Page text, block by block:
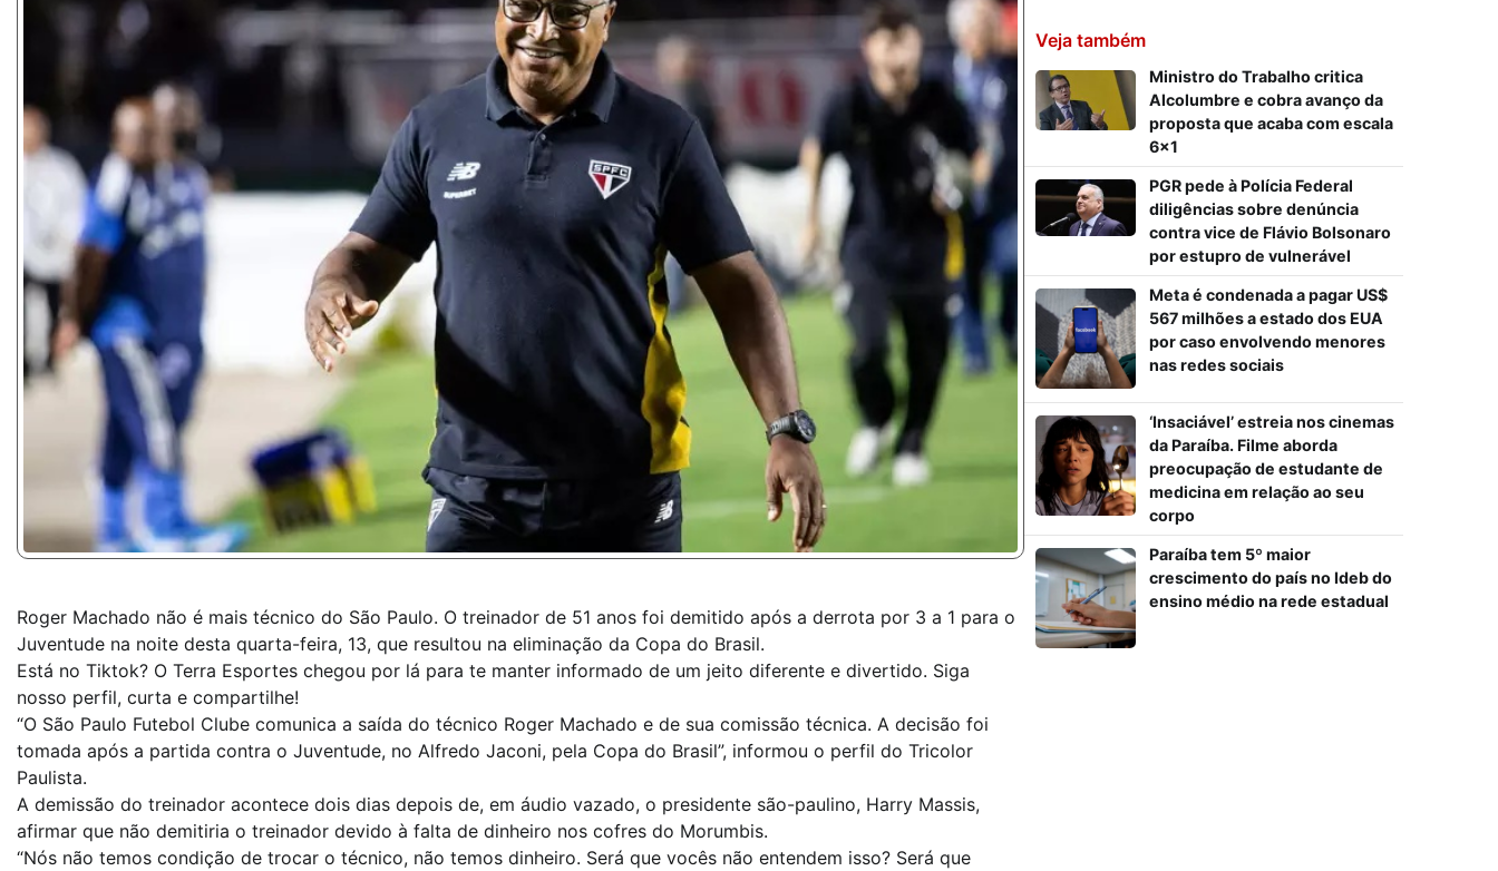
Roger Machado não é mais técnico do São Paulo. O treinador de 51 anos foi demitido após a derrota por 3 a 1 para o
Juventude na noite desta quarta-feira, 13, que resultou na eliminação da Copa do Brasil.
Está no Tiktok? O Terra Esportes chegou por lá para te manter informado de um jeito diferente e divertido. Siga
nosso perfil, curta e compartilhe!
“O São Paulo Futebol Clube comunica a saída do técnico Roger Machado e de sua comissão técnica. A decisão foi
tomada após a partida contra o Juventude, no Alfredo Jaconi, pela Copa do Brasil”, informou o perfil do Tricolor
Paulista.
A demissão do treinador acontece dois dias depois de, em áudio vazado, o presidente são-paulino, Harry Massis,
afirmar que não demitiria o treinador devido à falta de dinheiro nos cofres do Morumbis.
“Nós não temos condição de trocar o técnico, não temos dinheiro. Será que vocês não entendem isso? Será que
Veja também
Ministro do Trabalho critica
Alcolumbre e cobra avanço da
proposta que acaba com escala
6×1
PGR pede à Polícia Federal
diligências sobre denúncia
contra vice de Flávio Bolsonaro
por estupro de vulnerável
Meta é condenada a pagar US$
567 milhões a estado dos EUA
por caso envolvendo menores
nas redes sociais
‘Insaciável’ estreia nos cinemas
da Paraíba. Filme aborda
preocupação de estudante de
medicina em relação ao seu
corpo
Paraíba tem 5º maior
crescimento do país no Ideb do
ensino médio na rede estadual